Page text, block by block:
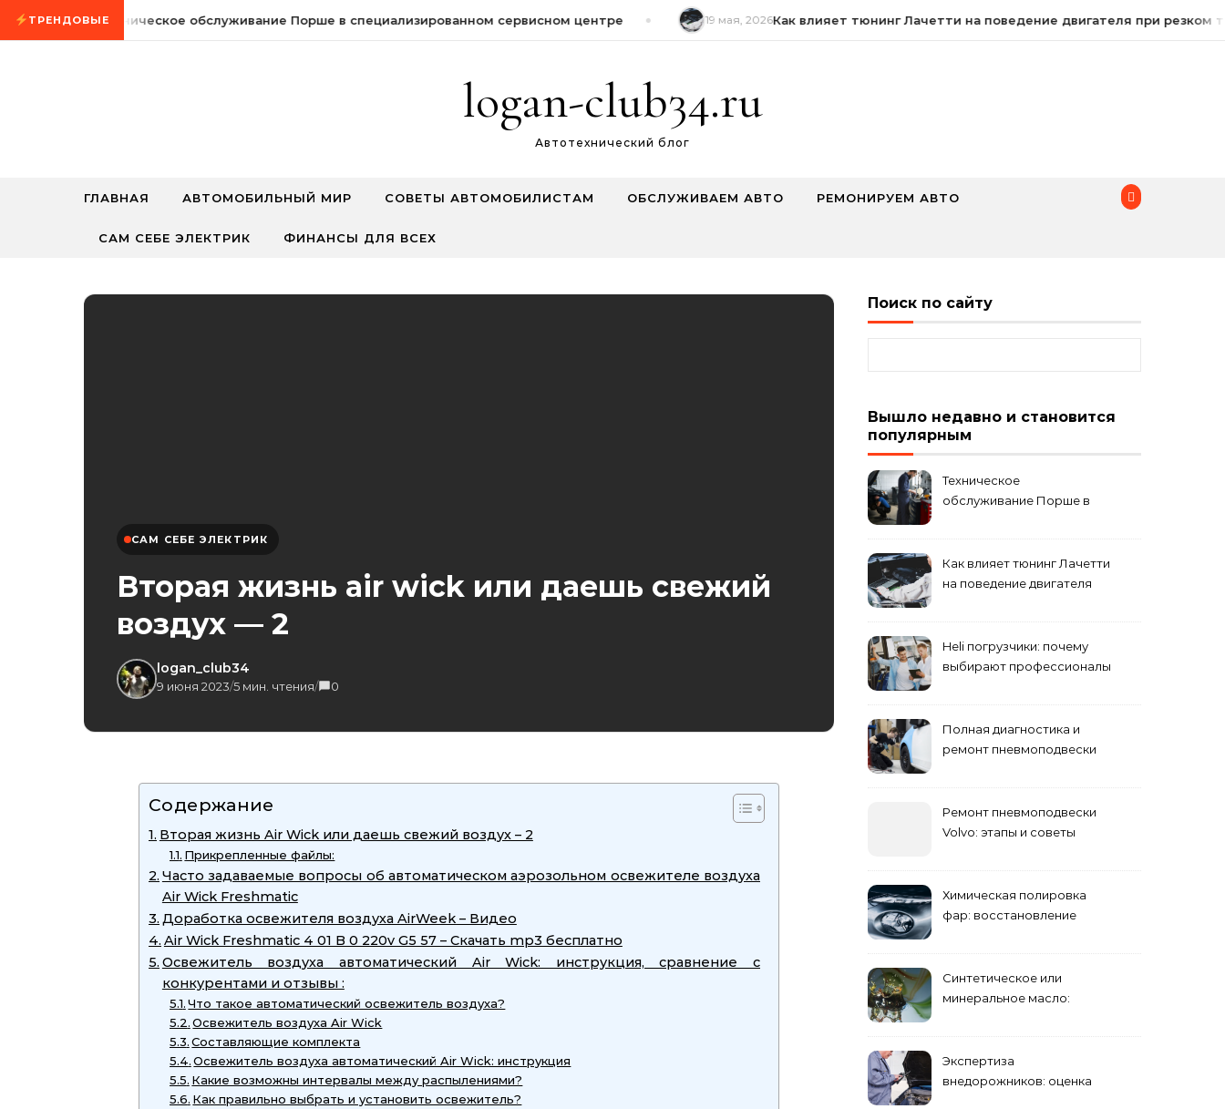
Промотать к содержимому
ТРЕНДОВЫЕ
24 мая, 2026Техническое обслуживание Порше в специализированном сервисном центре 19 мая, 2026Как влияет тюнинг Лачетти на поведение двигателя при резком
logan-club34.ru
Автотехнический блог
ГЛАВНАЯ АВТОМОБИЛЬНЫЙ МИР СОВЕТЫ АВТОМОБИЛИСТАМ ОБСЛУЖИВАЕМ АВТО РЕМОНИРУЕМ АВТО
САМ СЕБЕ ЭЛЕКТРИК ФИНАНСЫ ДЛЯ ВСЕХ
САМ СЕБЕ ЭЛЕКТРИК
Вторая жизнь air wick или даешь свежий
воздух — 2
logan_club34
9 июня 2023/5 мин. чтения/ 0
Содержание
Вторая жизнь Air Wick или даешь свежий воздух – 2
Прикрепленные файлы:
Часто задаваемые вопросы об автоматическом аэрозольном освежителе воздуха
Air Wick Freshmatic
Доработка освежителя воздуха AirWeek – Видео
Air Wick Freshmatic 4 01 B 0 220v G5 57 – Скачать mp3 бесплатно
Освежитель воздуха автоматический Air Wick: инструкция, сравнение с
конкурентами и отзывы :
Что такое автоматический освежитель воздуха?
Освежитель воздуха Air Wick
Составляющие комплекта
Освежитель воздуха автоматический Air Wick: инструкция
Какие возможны интервалы между распылениями?
Как правильно выбрать и установить освежитель?
Поиск по сайту
Вышло недавно и становится
популярным
Техническое
обслуживание Порше в
Как влияет тюнинг Лачетти
на поведение двигателя
Heli погрузчики: почему
выбирают профессионалы
Полная диагностика и
ремонт пневмоподвески
Ремонт пневмоподвески
Volvo: этапы и советы
Химическая полировка
фар: восстановление
Синтетическое или
минеральное масло:
Экспертиза
внедорожников: оценка